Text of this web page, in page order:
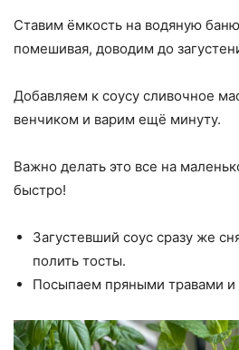
Ставим ёмкость на водяную
помешивая, доводим до
Добавляем к соусу сливочное
венчиком и варим ещё минуту.
Важно делать это все на
быстро!
Загустевший соус сразу же
полить тосты.
Посыпаем пряными травами и